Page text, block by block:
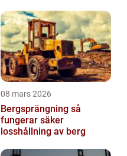
08 mars 2026
Bergsprängning så
fungerar säker
losshållning av berg